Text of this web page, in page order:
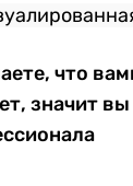
что
значит